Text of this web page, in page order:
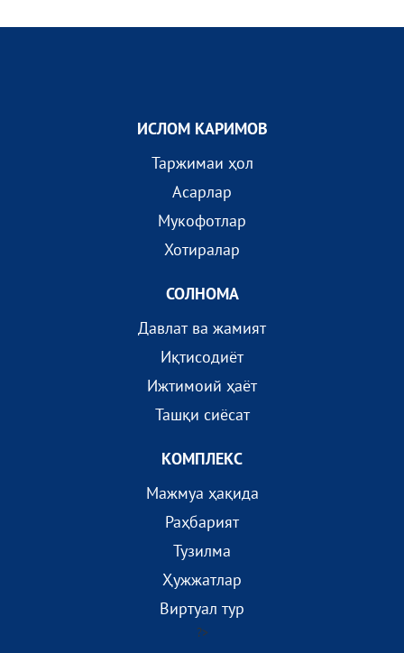
ИСЛОМ КАРИМОВ
Таржимаи ҳол
Асарлар
Мукофотлар
Хотиралар
СОЛНОМА
Давлат ва жамият
Иқтисодиёт
Ижтимоий ҳаёт
Ташқи сиёсат
КОМПЛEКС
Мажмуа ҳақида
Раҳбарият
Тузилма
Ҳужжатлар
Виртуал тур
?>